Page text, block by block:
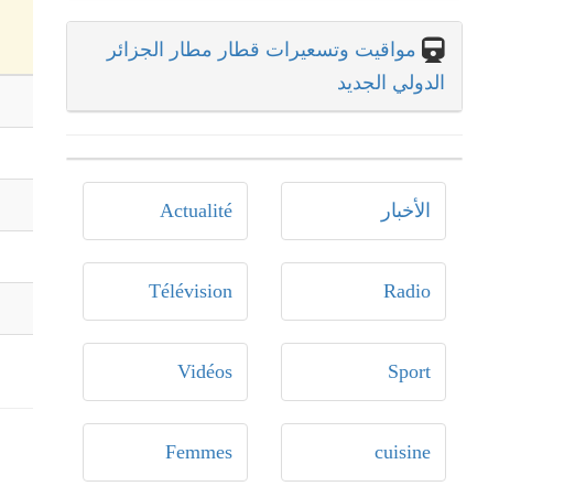
مواقيت وتسعيرات قطار مطار الجزائر
الدولي الجديد
Actualité الأخبار
Télévision Radio
Vidéos Sport
Femmes cuisine